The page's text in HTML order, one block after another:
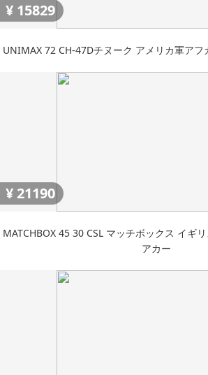
¥ 15829
UNIMAX 72 CH-47Dチヌーク アメリカ軍ア
¥ 21190
MATCHBOX 45 30 CSL マッチボックス イギ
アカー